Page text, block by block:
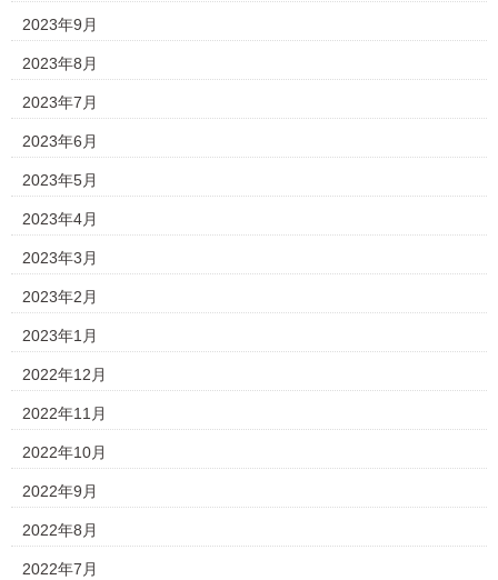
2023年9月
2023年8月
2023年7月
2023年6月
2023年5月
2023年4月
2023年3月
2023年2月
2023年1月
2022年12月
2022年11月
2022年10月
2022年9月
2022年8月
2022年7月